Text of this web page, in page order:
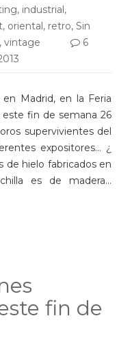
, industrial,
, oriental, retro, Sin
, vintage
6
Madrid, en la Feria
fin de semana 26
supervivientes del
expositores… ¿
de hielo fabricados en
es de madera…
fin de